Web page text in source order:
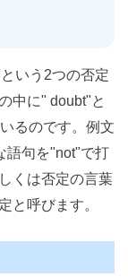
いう2つの否定
中に" doubt"と
るのです。例文
語句を"not"で打
くは否定の言葉
と呼びます。